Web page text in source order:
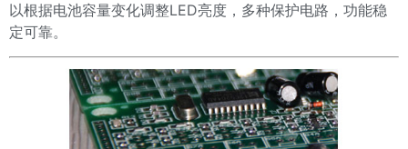
以根据电池容量变化调整LED亮度，多种保护电路，功能稳
定可靠。